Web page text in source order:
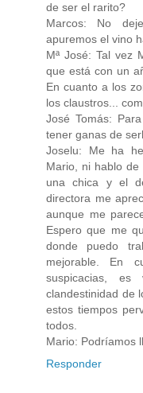
de ser el rarito?
Marcos: No
apuremos el vino
Mª José: Tal vez
que está con un
En cuanto a los
los claustros...
José Tomás:
tener ganas de
Joselu: Me ha
Mario, ni hablo
una chica y el
directora me
aunque me
Espero que me
donde puedo
mejorable. En
suspicacias,
clandestinidad de
estos tiempos
todos.
Mario: Podríamos
Responder